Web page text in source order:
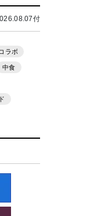
付
コラボ
中食